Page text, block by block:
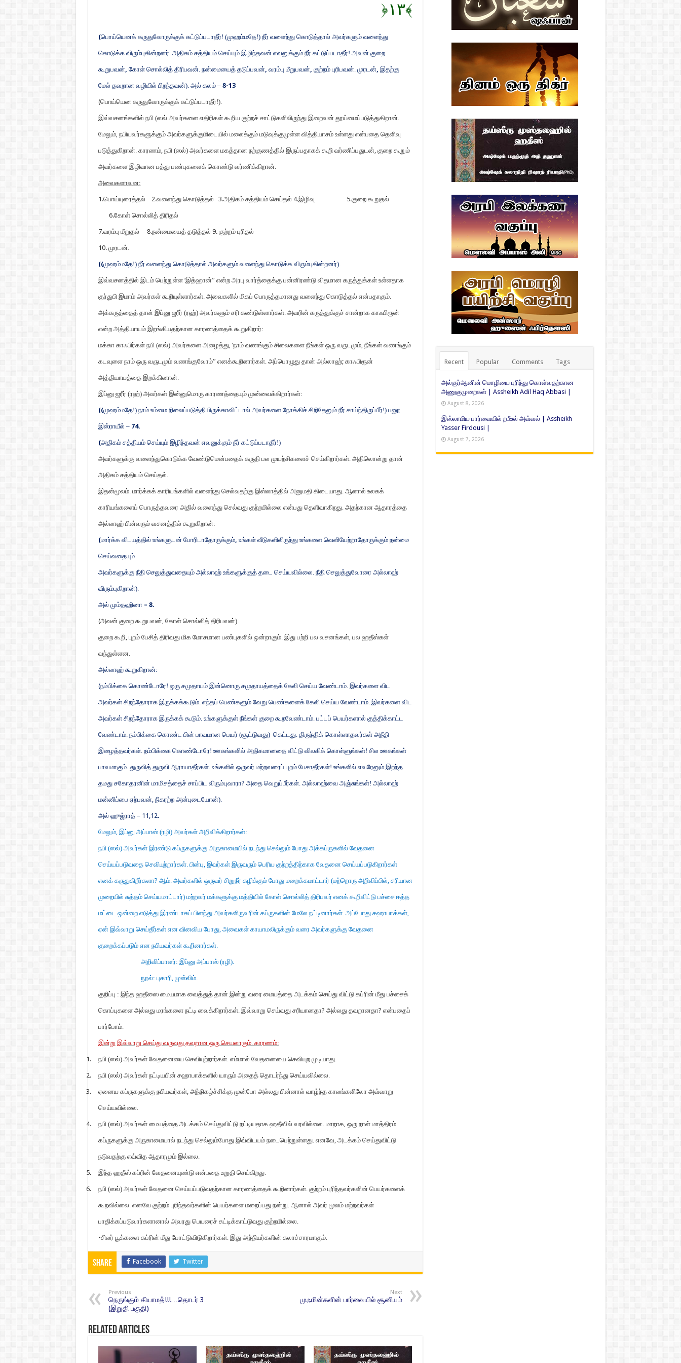
﴿١٣﴾
(பொய்யெனக் கருதுவோருக்குக் கட்டுப்படாதீர்! (முஹம்மதே!) நீர் வளைந்து கொடுத்தால் அவர்களும் வளைந்து
கொடுக்க விரும்புகின்றனர். அதிகம் சத்தியம் செய்யும் இழிந்தவன் எவனுக்கும் நீர் கட்டுப்படாதீர்! அவன் குறை
கூறுபவன், கோள் சொல்லித் திரிபவன். நன்மையைத் தடுப்பவன், வரம்பு மீறுபவன், குற்றம் புரிபவன். முரடன், இதற்கு
மேல் தவறான வழியில் பிறந்தவன்). அல் கலம் – 8-13
(பொய்யென கருதுவோருக்குக் கட்டுப்படாதீர்!).
இவ்வசனங்களில் நபி (ஸல் அவர்களை எதிரிகள் கூறிய குற்றச் சாட்டுகளிலிருந்து இறைவன் தூய்மைப்படுத்துகிறான்.
மேலும், நபியவர்களுக்கும் அவர்களுக்குமிடையில் மலைக்கும் மடுவுக்குமுள்ள வித்தியாசம் உள்ளது என்பதை தெளிவு
படுத்துகிறான். காரணம், நபி (ஸல்) அவர்களை மகத்தான நற்குணத்தில் இருப்பதாகக் கூறி வர்ணிப்பதுடன், குறை கூறும்
அவர்களை இழிவான பத்து பண்புகளைக் கொண்டு வர்ணிக்கிறான்.
அவைகளாவன:
1.பொய்யுரைத்தல் 2.வளைந்து கொடுத்தல் 3.அதிகம் சத்தியம் செய்தல் 4.இழிவு 5.குறை கூறுதல்
6.கோள் சொல்லித் திரிதல்
7.வரம்பு மீறுதல் 8.நன்மையைத் தடுத்தல் 9. குற்றம் புரிதல்
10. முரடன்.
((முஹம்மதே!) நீர் வளைந்து கொடுத்தால் அவர்களும் வளைந்து கொடுக்க விரும்புகின்றனர்).
இவ்வசனத்தில் இடம் பெற்றுள்ள ‘இத்ஹான்” என்ற அரபு வார்த்தைக்கு பன்னிரண்டு விதமான கருத்துக்கள் உள்ளதாக
குர்துபி இமாம் அவர்கள் கூறியுள்ளார்கள். அவைகளில் மிகப் பொருத்தமானது வளைந்து கொடுத்தல் என்பதாகும்.
அக்கருத்தைத் தான் இப்னு ஜரீர் (ரஹ்) அவர்களும் சரி கண்டுள்ளார்கள். அவரின் கருத்துக்குச் சான்றாக காஃபிரூன்
என்ற அத்தியாயம் இறங்கியதற்கான காரணத்தைக் கூறுகிறார்:
மக்கா காஃபிர்கள் நபி (ஸல்) அவர்களை அழைத்து, ‘நாம் வணங்கும் சிலைகளை நீங்கள் ஒரு வருடமும், நீங்கள் வணங்கும்
கடவுளை நாம் ஒரு வருடமும் வணங்குவோம்” எனக்கூறினார்கள். அப்பொழுது தான் அல்லாஹ்; காஃபிரூன்
அத்தியாயத்தை இறக்கினான்.
இப்னு ஜரீர் (ரஹ்) அவர்கள் இன்னுமொரு காரணத்தையும் முன்வைக்கிறார்கள்:
((முஹம்மதே!) நாம் உம்மை நிலைப்படுத்தியிருக்காவிட்டால் அவர்களை நோக்கிச் சிறிதேனும் நீர் சாய்ந்திருப்பீர்!) பனூ
இஸ்ராயீல் – 74.
(அதிகம் சத்தியம் செய்யும் இழிந்தவன் எவனுக்கும் நீர் கட்டுப்படாதீர்!)
அவர்களுக்கு வளைந்துகொடுக்க வேண்டுமென்பதைக் கருதி பல முயற்சிகளைச் செய்கிறார்கள். அதிலொன்று தான்
அதிகம் சத்தியம் செய்தல்.
இதன்மூலம். மார்க்கக் காரியங்களில் வளைந்து செல்வதற்கு இஸ்லாத்தில் அனுமதி கிடையாது. ஆனால் உலகக்
காரியங்களைப் பொருத்தவரை அதில் வளைந்து செல்வது குற்றமில்லை என்பது தெளிவாகிறது. அதற்கான ஆதாரத்தை
அல்லாஹ் பின்வரும் வசனத்தில் கூறுகிறான்:
(மார்க்க விடயத்தில் உங்களுடன் போரிடாதோருக்கும், உங்கள் வீடுகளிலிருந்து உங்களை வெளியேற்றாதோருக்கும் நன்மை
செய்வதையும்
அவர்களுக்கு நீதி செலுத்துவதையும் அல்லாஹ் உங்களுக்குத் தடை செய்யவில்லை. நீதி செலுத்துவோரை அல்லாஹ்
விரும்புகிறான்).
அல் மும்தஹினா – 8.
(அவன் குறை கூறுபவன், கோள் சொல்லித் திரிபவன்).
குறை கூறி, புறம் பேசித் திரிவது மிக மோசமான பண்புகளில் ஒன்றாகும். இது பற்றி பல வசனங்கள், பல ஹதீஸ்கள்
வந்துள்ளன.
அல்லாஹ் கூறுகிறான்:
(நம்பிக்கை கொண்டோரே! ஒரு சமுதாயம் இன்னொரு சமுதாயத்தைக் கேலி செய்ய வேண்டாம். இவர்களை விட
அவர்கள் சிறந்தோராக இருக்கக்கூடும். எந்தப் பெண்களும் வேறு பெண்களைக் கேலி செய்ய வேண்டாம். இவர்களை விட
அவர்கள் சிறந்தோராக இருக்கக் கூடும். உங்களுக்குள் நீங்கள் குறை கூறவேண்டாம். பட்டப் பெயர்களால் குத்திக்காட்ட
வேண்டாம். நம்பிக்கை கொண்ட பின் பாவமான பெயர் (சூட்டுவது) கெட்டது. திருந்திக் கொள்ளாதவர்கள் அநீதி
இழைத்தவர்கள். நம்பிக்கை கொண்டோரே! ஊகங்களில் அதிகமானதை விட்டு விலகிக் கொள்ளுங்கள்! சில ஊகங்கள்
பாவமாகும். துருவித் துருவி ஆராயாதீர்கள். உங்களில் ஒருவர் மற்றவரைப் புறம் பேசாதீர்கள்! உங்களில் எவரேனும் இறந்த
தமது சகோதரனின் மாமிசத்தைச் சாப்பிட விரும்புவாரா? அதை வெறுப்பீர்கள். அல்லாஹ்வை அஞ்சுங்கள்! அல்லாஹ்
மன்னிப்பை ஏற்பவன், நிகரற்ற அன்புடையோன்).
அல் ஹுஜ்ராத் – 11,12.
மேலும், இப்னு அப்பாஸ் (ரழி) அவர்கள் அறிவிக்கிறார்கள்:
நபி (ஸல்) அவர்கள் இரண்டு கப்ருகளுக்கு அருகாமையில் நடந்து செல்லும் போது அக்கப்ருகளில் வேதனை
செய்யப்படுவதை செவியுற்றார்கள். பின்பு, இவர்கள் இருவரும் பெரிய குற்றத்திற்காக வேதனை செய்யப்படுகிறார்கள்
எனக் கருதுகிறீர்களா? ஆம். அவர்களில் ஒருவர் சிறுநீர் கழிக்கும் போது மறைக்கமாட்டார் (மற்றொரு அறிவிப்பில், சரியான
முறையில் சுத்தம் செய்யமாட்டார்) மற்றவர் மக்களுக்கு மத்தியில் கோள் சொல்லித் திரிபவர் எனக் கூறிவிட்டு பச்சை ஈத்த
மட்டை ஒன்றை எடுத்து இரண்டாகப் பிளந்து அவர்களிருவரின் கப்ருகளின் மேலே நட்டினார்கள். அப்போது சஹாபாக்கள்,
ஏன் இவ்வாறு செய்தீர்கள் என வினவிய போது, அவைகள் காயாமலிருக்கும் வரை அவர்களுக்கு வேதனை
குறைக்கப்படும் என நபியவர்கள் கூறினார்கள்.
அறிவிப்பாளர்: இப்னு அப்பாஸ் (ரழி).
நூல்: புகாரி, முஸ்லிம்.
குறிப்பு : இந்த ஹதீஸை மையமாக வைத்துத் தான் இன்று வரை மையத்தை அடக்கம் செய்து விட்டு கப்ரின் மீது பச்சைக்
கொப்புகளை அல்லது மரங்களை நட்டி வைக்கிறார்கள். இவ்வாறு செய்வது சரியானதா? அல்லது தவறானதா? என்பதைப்
பார்போம்.
இன்று இவ்வாறு செய்து வருவது தவறான ஒரு செயலாகும். காரணம்:
1. நபி (ஸல்) அவர்கள் வேதனையை செவியுற்றார்கள். எம்மால் வேதனையை செவியுற முடியாது.
2. நபி (ஸல்) அவர்கள் நட்டியபின் சஹாபாக்களில் யாரும் அதைத் தொடர்ந்து செய்யவில்லை.
3. ஏனைய கப்ருகளுக்கு நபியவர்கள், அந்நிகழ்ச்சிக்கு முன்போ அல்லது பின்னால் வாழ்ந்த காலங்களிலோ அவ்வாறு
செய்யவில்லை.
4. நபி (ஸல்) அவர்கள் மையத்தை அடக்கம் செய்துவிட்டு நட்டியதாக ஹதீஸில் வரவில்லை. மாறாக, ஒரு நாள் மாத்திரம்
கப்ருகளுக்கு அருகாமையால் நடந்து செல்லும்போது இவ்விடயம் நடைபெற்றுள்ளது. எனவே, அடக்கம் செய்துவிட்டு
நடுவதற்கு எவ்வித ஆதாரமும் இல்லை.
5. இந்த ஹதீஸ் கப்ரின் வேதனையுண்டு என்பதை உறுதி செய்கிறது.
6. நபி (ஸல்) அவர்கள் வேதனை செய்யப்படுவதற்கான காரணத்தைக் கூறினார்கள். குற்றம் புரிந்தவர்களின் பெயர்களைக்
கூறவில்லை. எனவே குற்றம் புரிந்தவர்களின் பெயர்களை மறைப்பது நன்று. ஆனால் அவர் மூலம் மற்றவர்கள்
பாதிக்கப்படுவார்களானால் அவரது பெயரைச் சுட்டிக்காட்டுவது குற்றமில்லை.
•சிலர் பூக்களை கப்ரின் மீது போட்டுவிடுகிறார்கள். இது அந்நியர்களின் கலாச்சாரமாகும்.
Share Facebook Twitter
Previous
நெருங்கும் கியாமத்!!!…தொடர் 3
(இறுதி பகுதி)
Next
முஃமின்களின் பார்வையில் சூனியம்
Related Articles
Recent Popular Comments Tags
அல்குர்ஆனின் மொழியை புரிந்து கொள்வதற்கான
அணுகுமுறைகள் | Assheikh Adil Haq Abbasi |
August 8, 2026
இஸ்லாமிய பார்வையில் றபீஉல் அவ்வல் | Assheikh
Yasser Firdousi |
August 7, 2026